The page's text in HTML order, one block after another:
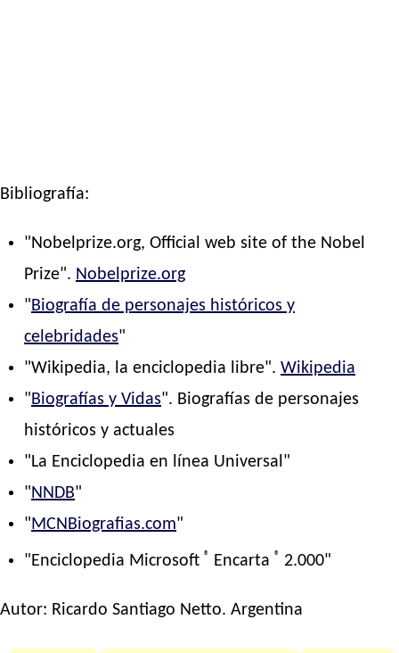
Bibliografía:
"Nobelprize.org, Official web site of the Nobel
Prize". Nobelprize.org
"Biografía de personajes históricos y
celebridades"
"Wikipedia, la enciclopedia libre".Wikipedia
"Biografías y Vidas". Biografías de personajes
históricos y actuales
"La Enciclopedia en línea Universal"
"NNDB"
"MCNBiografias.com"
"Enciclopedia Microsoft ® Encarta ® 2.000"
Autor: Ricardo Santiago Netto. Argentina